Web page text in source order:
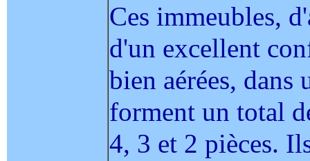
Ces immeubles,
d'un excellent
bien aérées, dans
forment un total
4, 3 et 2 pièces.